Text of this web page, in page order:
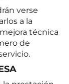
verse
a la
técnica
de